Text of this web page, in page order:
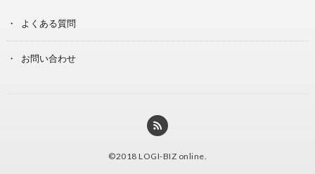
よくある質問
お問い合わせ
©2018 LOGI-BIZ online